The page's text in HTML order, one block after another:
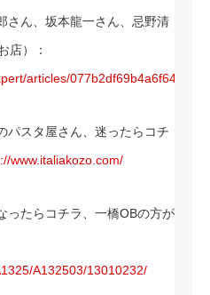
さん、坂本龍一さん、忌野清
店）：
articles/
パスタ屋さん、迷ったらコチ
www.italiakozo.com/
ったらコチラ、一橋OBの方が
A132503/13010232/